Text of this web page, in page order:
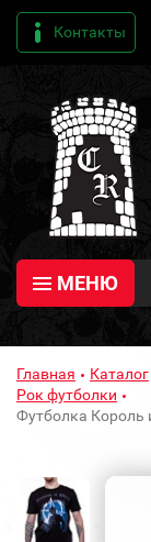
Контакты
МЕНЮ
Главная Каталог
Рок футболки
Футболка Король